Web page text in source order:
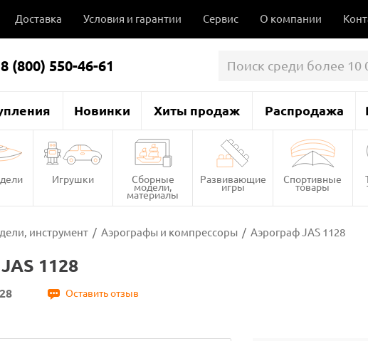
Доставка Условия и гарантии Сервис О компании
8 (800) 550-46-61
Новинки Хиты продаж Распродажа
Игрушки Сборные
модели,
материалы
Развивающие
игры
Спортивные
товары
инструмент / Аэрографы и компрессоры / Аэрограф JAS 1128
1128
Оставить отзыв